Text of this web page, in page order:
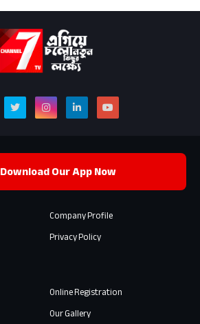
Download Our App Now
Company Profile
Privacy Policy
Online Registration
Our Gallery